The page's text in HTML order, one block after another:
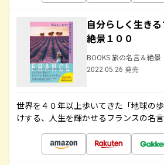
自分らしく生き
絶景１００
BOOKS 旅の名言＆絶景
2022.05.26 発売
世界を４０年以上歩いてきた「地球の
けする、人生を輝かせるフランスの名